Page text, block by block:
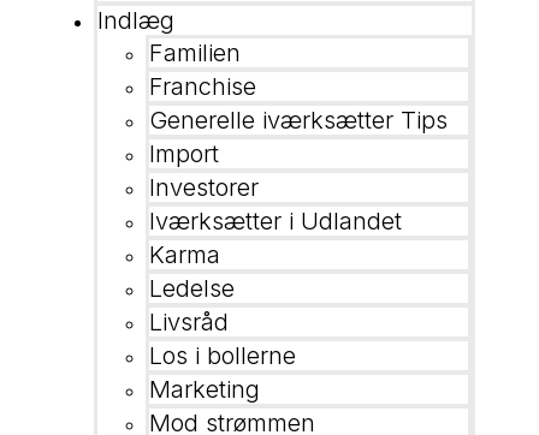
Indlæg
Familien
Franchise
Generelle iværksætter Tips
Import
Investorer
Iværksætter i Udlandet
Karma
Ledelse
Livsråd
Los i bollerne
Marketing
Mod strømmen